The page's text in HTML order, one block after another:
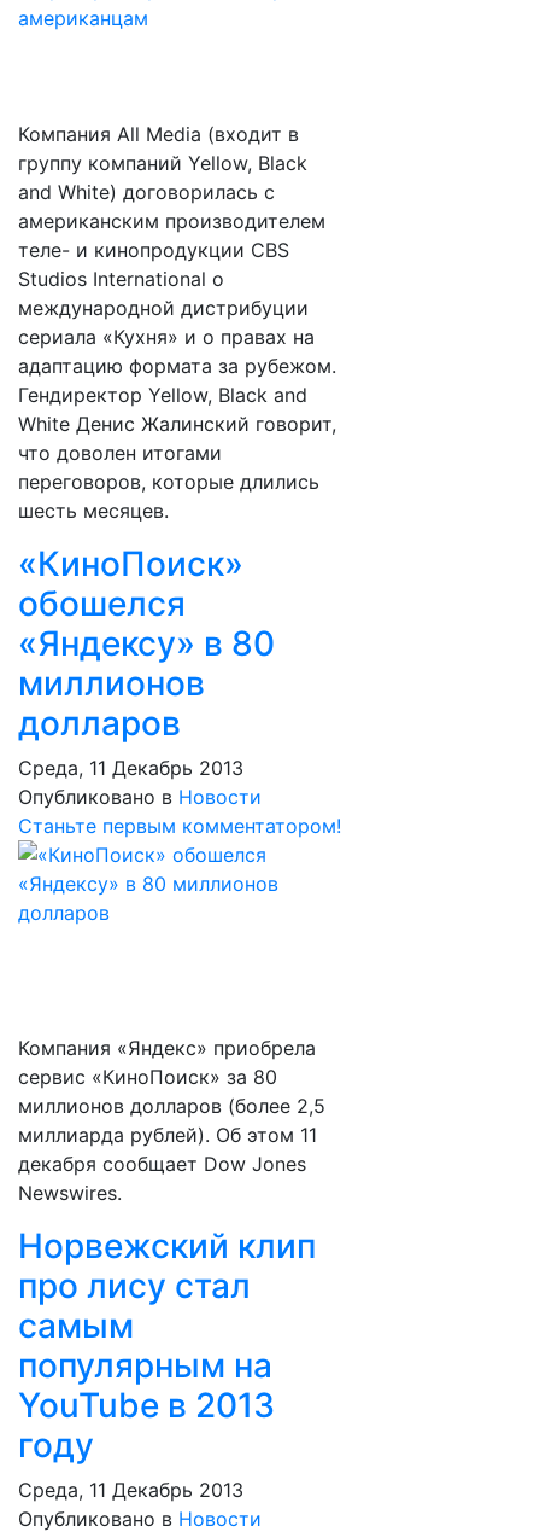
Компания All Media (входит в
группу компаний Yellow, Black
and White) договорилась с
американским производителем
теле- и кинопродукции CBS
Studios International о
международной дистрибуции
сериала «Кухня» и о правах на
адаптацию формата за рубежом.
Гендиректор Yellow, Black and
White Денис Жалинский говорит,
что доволен итогами
переговоров, которые длились
шесть месяцев.
«КиноПоиск»
обошелся
«Яндексу» в 80
миллионов
долларов
Среда, 11 Декабрь 2013
Опубликовано в Новости
Станьте первым комментатором!
Компания «Яндекс» приобрела
сервис «КиноПоиск» за 80
миллионов долларов (более 2,5
миллиарда рублей). Об этом 11
декабря сообщает Dow Jones
Newswires.
Норвежский клип
про лису стал
самым
популярным на
YouTube в 2013
году
Среда, 11 Декабрь 2013
Опубликовано в Новости